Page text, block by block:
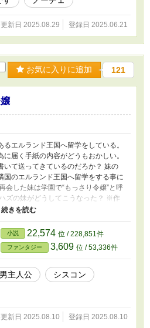
新日 2025.08.29 登録日 2025.06.21
お気に入りに追加 121
エルランド王国へ留学をしている。
届く手紙の内容がどうもおかしい。
いて送ってきているのだろか？ 妹の
国のエルランド王国へ留学をする事に
会した妹は学園で“もっさり令嬢”と呼
ズの妹がどうしてこうなった？ ※作
された物語です。 細かな設定やスト
小説 22,574 位 / 228,851件
ファンタジー 3,609 位 / 53,336件
男主人公
シスコン
新日 2025.08.10 登録日 2025.08.10